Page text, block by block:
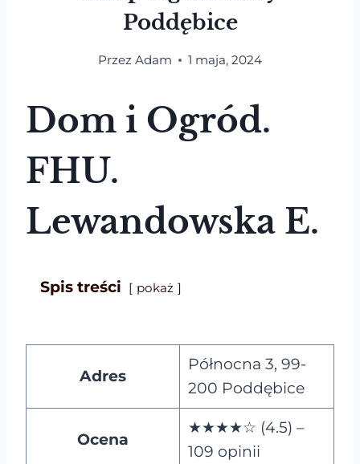
Poddębice
Przez Adam 1 maja, 2024
Dom i Ogród.
FHU.
Lewandowska E.
Spis treści pokaż
Adres
Północna 3, 99-
200 Poddębice
Ocena
★★★★☆ (4.5) –
109 opinii